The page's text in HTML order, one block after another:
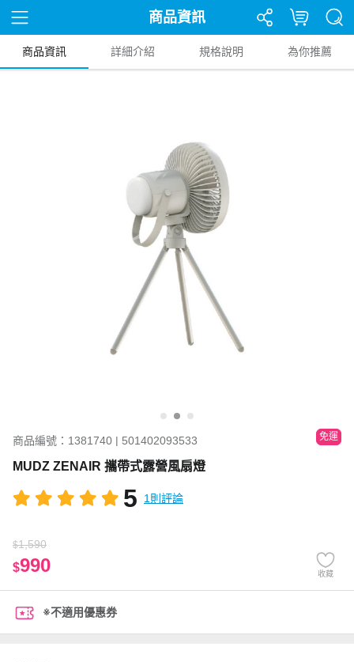
商品資訊
商品資訊 詳細介紹 規格說明 為你推薦
商品編號：1381740 | 501402093533 免運
MUDZ ZENAIR 攜帶式露營風扇燈
5 1則評論
$1,590
$990 收藏
※不適用優惠券